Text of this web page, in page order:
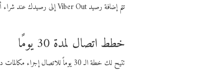
تتم إضافة رصيد Viber Out إلى رصيدك عند شراء أي مبلغ. باستخدام رصيدك، يمكنك إجراء مكالمات إلى أي رقم في العالم بأسعار فايبر المنخفضة.
خطط اتصال لمدة 30 يومًا
تتيح لك خطة الـ 30 يوماً للاتصال إجراء مكالمات دولية إلى الوجهة التي تختارها لمدة 30 يوماً بأسعار فايبر المنخفضة.